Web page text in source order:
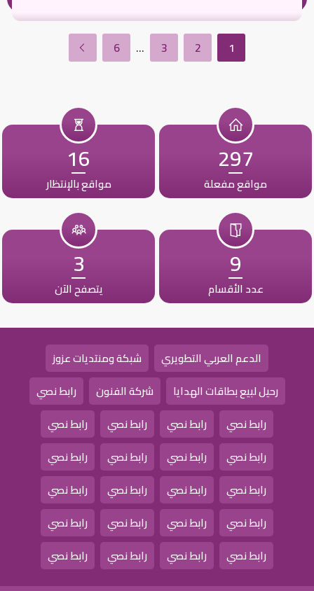
1
2
3
…
6
297
مواقع مفعلة
16
مواقع بالإنتظار
9
عدد الأقسام
3
يتصفح الآن
الدعم العربي التطويري
شبكة ومنتديات عزوز
رحيل لبيع بطاقات الهدايا
شركة الفنون
رابط نصي
رابط نصي
رابط نصي رابط نصي
رابط نصي
رابط نصي
رابط نصي رابط نصي
رابط نصي
رابط نصي
رابط نصي رابط نصي
رابط نصي
رابط نصي
رابط نصي رابط نصي
رابط نصي
رابط نصي
رابط نصي رابط نصي رابط نصي